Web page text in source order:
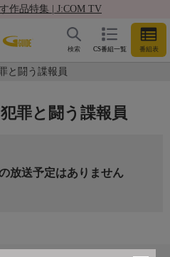
作品特集 | J:COM TV
CS番組一覧 番組表
検索
と闘う諜報員
罪と闘う諜報員
放送予定はありません